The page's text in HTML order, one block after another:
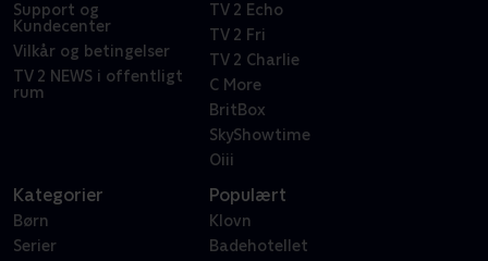
Support og
Kundecenter
Vilkår og betingelser
TV 2 NEWS i offentligt
rum
TV 2 Echo
TV 2 Fri
TV 2 Charlie
C More
BritBox
SkyShowtime
Oiii
Kategorier
Børn
Serier
Populært
Klovn
Badehotellet